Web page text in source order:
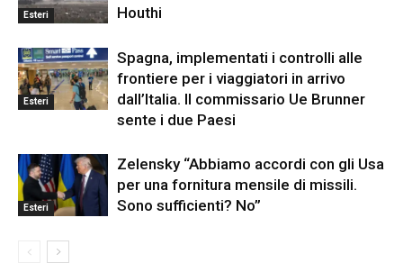
Esteri
Houthi
Esteri
Spagna, implementati i controlli alle
frontiere per i viaggiatori in arrivo
dall’Italia. Il commissario Ue Brunner
sente i due Paesi
Esteri
Zelensky “Abbiamo accordi con gli Usa
per una fornitura mensile di missili.
Sono sufficienti? No”